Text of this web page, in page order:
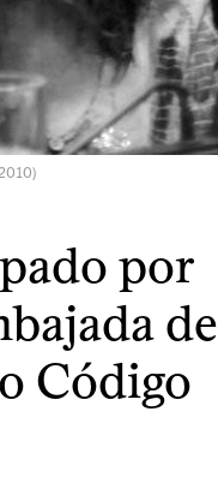
por
de
Código